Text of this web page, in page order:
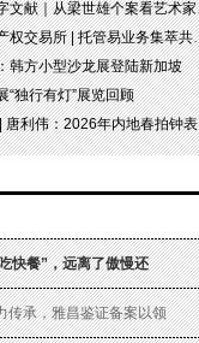
梁世雄个案看艺术家艺术数字文献的重要性和紧迫性
交易所 | 托管易业务集萃共赏 吉光瓷影
韩方小型沙龙展登陆新加坡
“独行有灯”展览回顾
年内地春拍钟表市场观察 赛道重构、圈层分化与收藏逻辑迭代
快餐”，远离了傲慢还
传承，雅昌鉴证备案以领